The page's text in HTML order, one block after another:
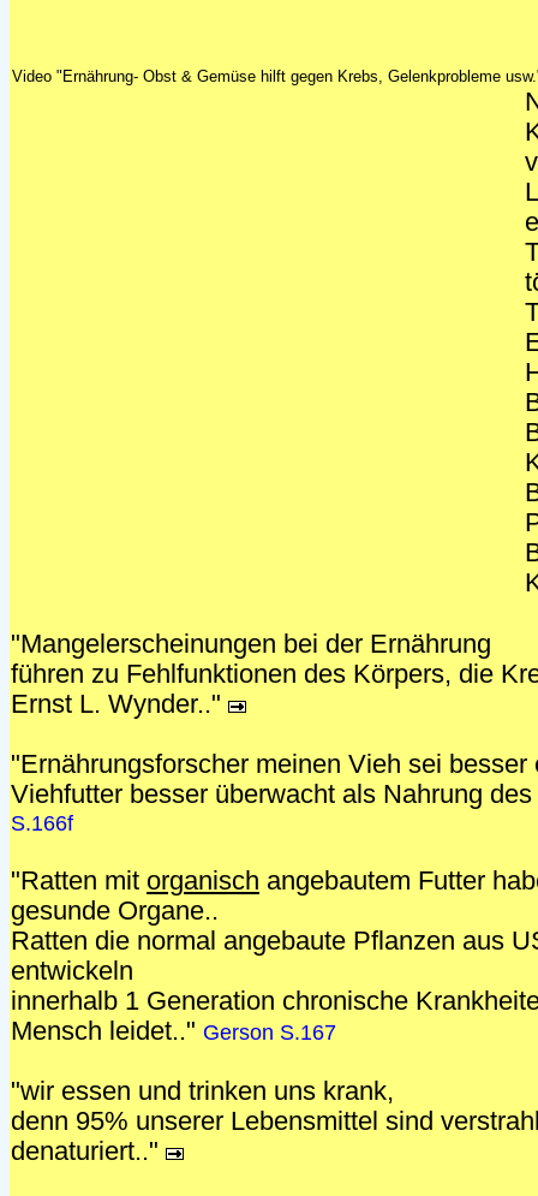
Video "Ernährung- Obst & Gemüse hilft gegen Krebs, Gelenkprobleme
"Mangelerscheinungen bei der Ernährung
führen zu Fehlfunktionen des Körpers, die
Ernst L. Wynder.."
"Ernährungsforscher meinen Vieh sei besser
Viehfutter besser überwacht als Nahrung
S.166f
"Ratten mit organisch angebautem Futter
gesunde Organe..
Ratten die normal angebaute Pflanzen aus
entwickeln
innerhalb 1 Generation chronische
Mensch leidet.." Gerson S.167
"wir essen und trinken uns krank,
denn 95% unserer Lebensmittel sind
denaturiert.."